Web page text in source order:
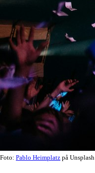
Foto: Pablo Heimplatz på Unsplash